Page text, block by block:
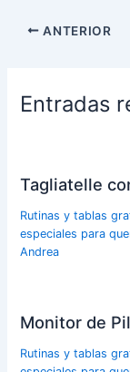
ANTERIOR
Entradas
Tagliatelle
Rutinas y tablas
especiales para
Andrea
Monitor de
Rutinas y tablas